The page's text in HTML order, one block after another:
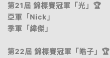
第21屆 錦標賽冠軍「光」🏆
亞軍「Nick」
季軍「緯傑」
第22屆 錦標賽冠軍「皓子」🏆